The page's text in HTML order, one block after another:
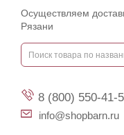
Осуществляем
Рязани
8 (800) 550-41-
info@shopbarn.ru